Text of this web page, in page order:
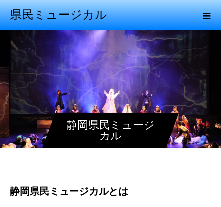
県民ミュージカル
静岡県民ミュージ
カル
静岡県民ミュージカルとは